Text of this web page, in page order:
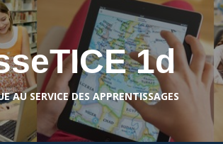
1d
AU SERVICE DES APPRENTISSAGES